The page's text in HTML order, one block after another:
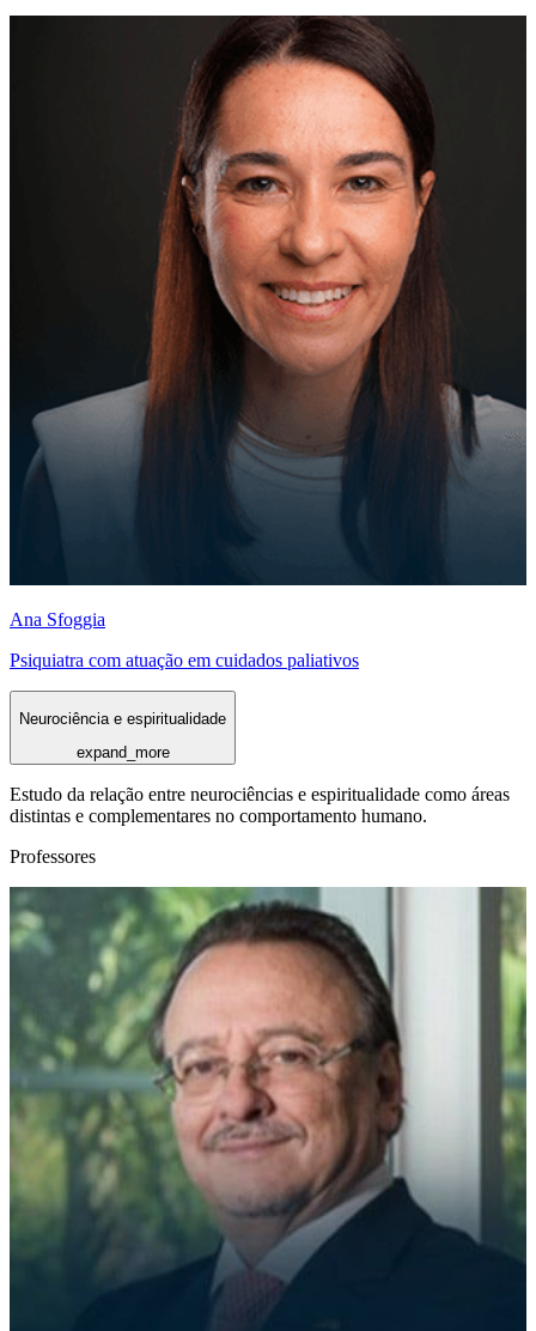
Ana Sfoggia
Psiquiatra com atuação em cuidados paliativos
Neurociência e espiritualidade
expand_more
Estudo da relação entre neurociências e espiritualidade como áreas
distintas e complementares no comportamento humano.
Professores